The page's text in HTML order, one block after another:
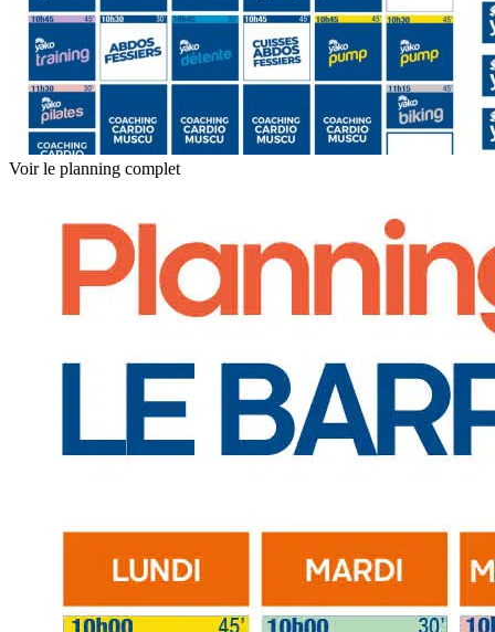
Voir le planning complet